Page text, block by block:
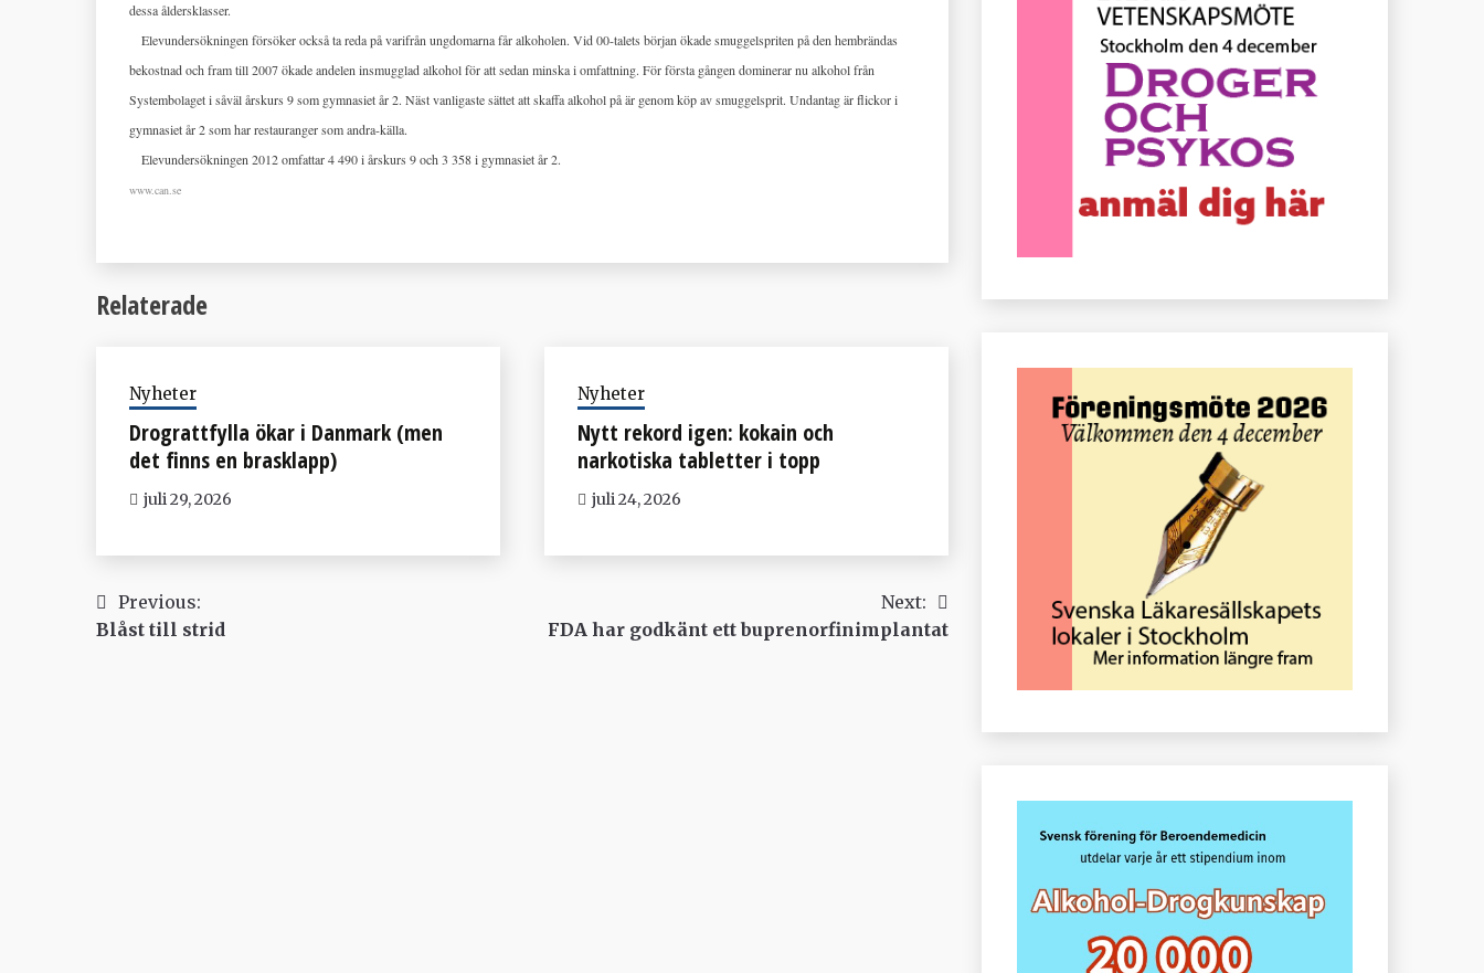
dessa åldersklasser.
Elevundersökningen försöker också ta reda på varifrån ungdomarna får alkoholen. Vid 00-talets början ökade smuggelspriten på den hembrändas
bekostnad och fram till 2007 ökade andelen insmugglad alkohol för att sedan minska i omfattning. För första gången dominerar nu alkohol från
Systembolaget i såväl årskurs 9 som gymnasiet år 2. Näst vanligaste sättet att skaffa alkohol på är genom köp av smuggelsprit. Undantag är flickor i
gymnasiet år 2 som har restauranger som andra-källa.
Elevundersökningen 2012 omfattar 4 490 i årskurs 9 och 3 358 i gymnasiet år 2.
www.can.se
Relaterade
Nyheter
Drograttfylla ökar i Danmark (men
det finns en brasklapp)
juli 29, 2026
Nyheter
Nytt rekord igen: kokain och
narkotiska tabletter i topp
juli 24, 2026
Inläggsnavigering
Previous:
Blåst till strid
Next:
FDA har godkänt ett buprenorfinimplantat